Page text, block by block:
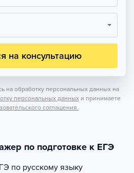
на консультацию
на обработку персональных данных на
персональных данных и принимаете
соглашения.
по подготовке к ЕГЭ
по русскому языку